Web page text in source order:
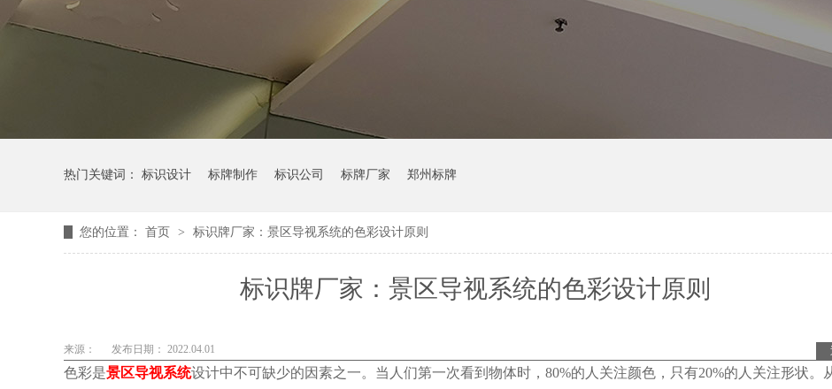
热门关键词： 标识设计 标牌制作 标识公司 标牌厂家 郑州标牌
您的位置： 首页 > 标识牌厂家：景区导视系统的色彩设计原则
标识牌厂家：景区导视系统的色彩设计原则
来源： 发布日期： 2022.04.01
色彩是景区导视系统设计中不可缺少的因素之一。当人们第一次看到物体时，80%的人关注颜色，只有20%的人关注形状。